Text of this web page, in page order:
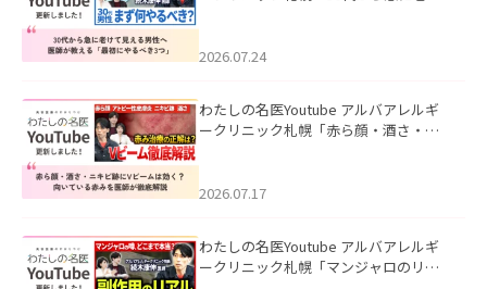
た。
2026.07.24
わたしの名医Youtube アルバアレルギ
ークリニック札幌「赤ら顔・酒さ・ニ
した。
2026.07.17
わたしの名医Youtube アルバアレルギ
ークリニック札幌「マンジャロのリア